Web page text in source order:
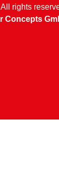
rights
Concepts